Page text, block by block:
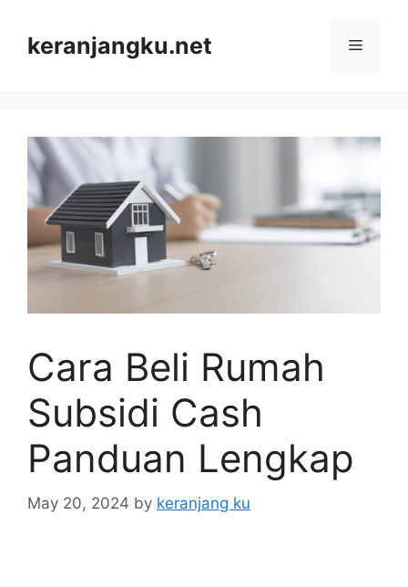
contentkeranjangku.net Menu
Cara Beli Rumah
Subsidi Cash
Panduan Lengkap
May 20, 2024 by keranjang ku